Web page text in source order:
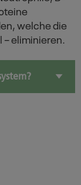
welche die
– eliminieren.